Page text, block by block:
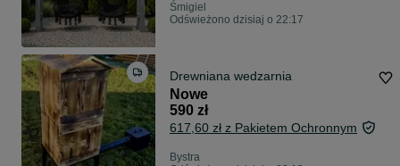
Śmigiel
Odświeżono dzisiaj o 22:17
Drewniana wedzarnia
Nowe
590 zł
617,60 zł z Pakietem Ochronnym
Bystra